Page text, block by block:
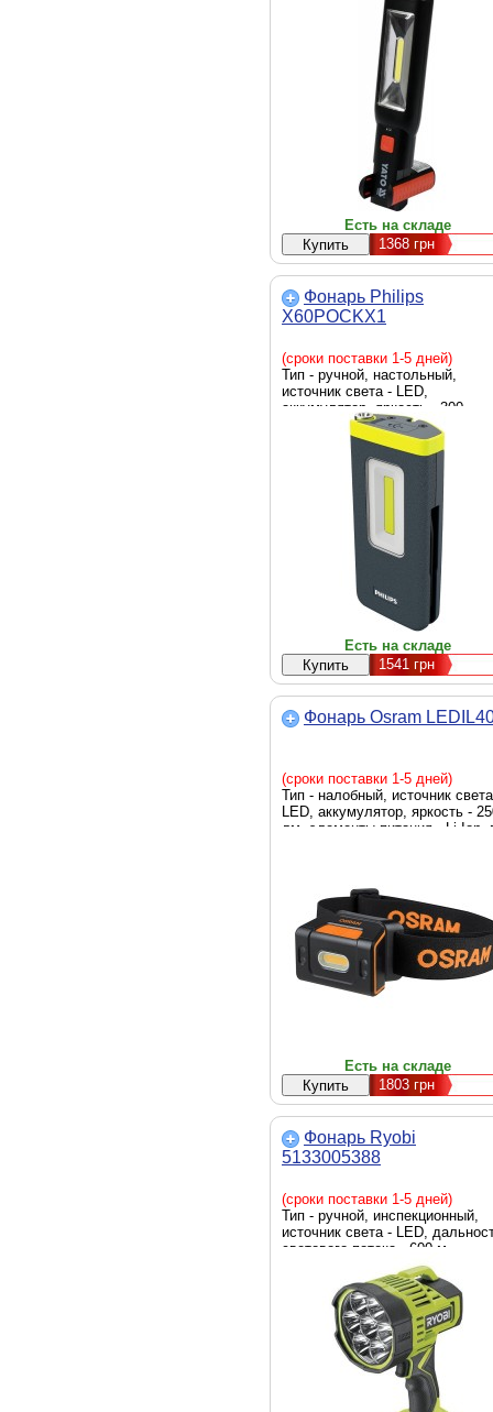
Есть на складе
1368 грн
Фонарь Philips
X60POCKX1
(сроки поставки 1-5 дней)
Тип - ручной, настольный,
источник света - LED,
аккумулятор, яркость - 300
люмен, элементы питания -
встроенный аккумулятор, Li-Ion
Есть на складе
1541 грн
Фонарь Osram
(сроки поставки 1-5 дней)
Тип - налобный, источник
LED, аккумулятор, яркость -
лм, элементы питания - Li-Ion,
Есть на складе
1803 грн
Фонарь Ryobi
5133005388
(сроки поставки 1-5 дней)
Тип - ручной, инспекционный,
источник света - LED,
светового потока - 600 м,
аккумулятор, яркость - 3000
люмен, элементы питания - Li-
вес - 600 г